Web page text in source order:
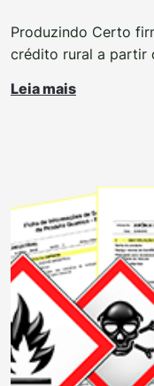
Produzindo Certo
crédito rural a partir
Leia mais